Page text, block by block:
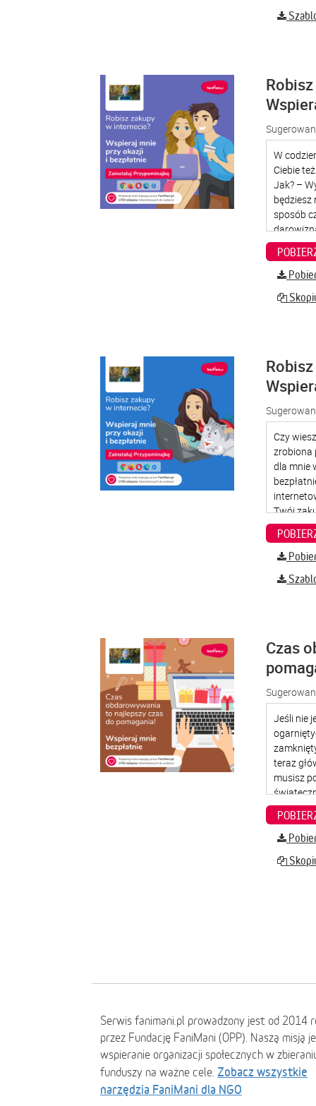
Czas
Serwis fanimani.pl prowadzony jest od 2014
przez Fundację FaniMani (OPP). Naszą misją
wspieranie organizacji społecznych w
funduszy na ważne cele. Zobacz wszystkie
narzędzia FaniMani dla NGO